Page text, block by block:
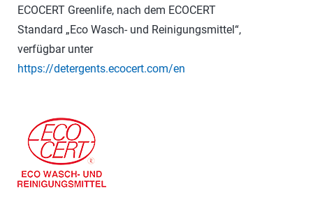
ECOCERT Greenlife, nach dem ECOCERT
Standard „Eco Wasch- und Reinigungsmittel“,
verfügbar unter
https://detergents.ecocert.com/en